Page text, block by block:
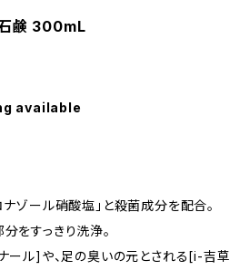
石鹸 300mL
available
ナゾール硝酸塩」と殺菌成分を配合。
をすっきり洗浄。
ール]や、足の臭いの元とされる[i-吉草